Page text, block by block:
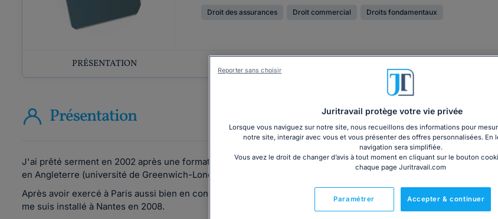
Droit des assurances Droit commercial Droits fondamentaux
PRÉSENTATION
Présentation
J'ai prêté serment en 2002 après une formation en droit des affaires en France (universités de Nantes et
en Angleterre (université de Greenwich-Londres).
Après avoir exercé à Paris aussi bien en conseil qu'en contentieux pour une clientèle française et anglo-saxonne,
me suis installé à Nantes en 2008.
Juritravail protège votre vie privée
Lorsque vous naviguez sur notre site, nous recueillons des informations pour
notre site, interagir avec vous et vous présenter des offres personnalisées. En
navigation sera simplifiée.
Vous avez le droit de changer d’avis à tout moment en cliquant sur le bouton
chaque page Juritravail.com
Accepter & continuer
Paramétrer
Reporter sans choisir